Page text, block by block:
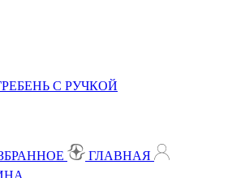
С РУЧКОЙ
ГЛАВНАЯ